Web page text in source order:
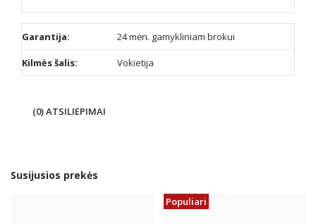
Garantija: 24 mėn. gamykliniam brokui
Kilmės šalis: Vokietija
(0) ATSILIEPIMAI
Susijusios prekės
Populiari